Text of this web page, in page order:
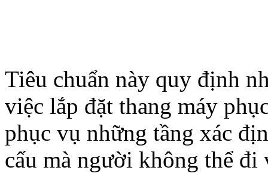
Tiêu chuẩn này quy định
việc lắp đặt thang máy
phục vụ những tầng xác
cấu mà người không thể đi